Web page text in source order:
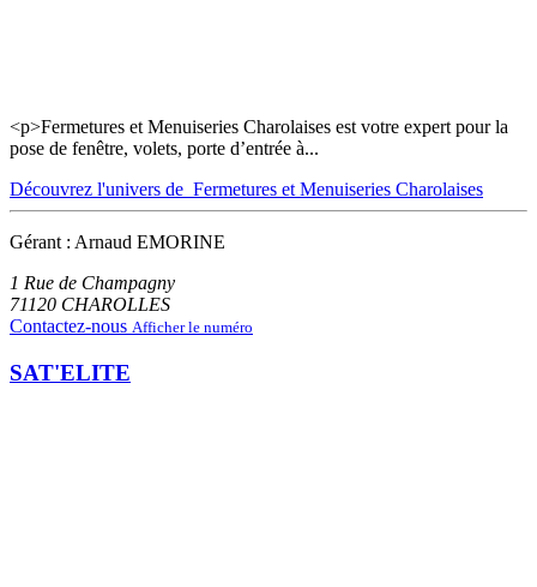
<p>Fermetures et Menuiseries Charolaises est votre expert pour la
pose de fenêtre, volets, porte d’entrée à...
Découvrez l'univers de Fermetures et Menuiseries Charolaises
Gérant : Arnaud EMORINE
1 Rue de Champagny
71120 CHAROLLES
Contactez-nous Afficher le numéro
SAT'ELITE